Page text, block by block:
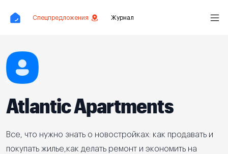
Спецпредложения Журнал
Atlantic Apartments
Все, что нужно знать о новостройках: как продавать и
покупать жилье,как делать ремонт и экономить на